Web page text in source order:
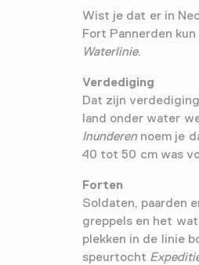
Wist je dat er in
Fort Pannerden
Waterlinie.
Verdediging
Dat zijn
land onder water
Inunderen noem je
40 tot 50 cm was
Forten
Soldaten, paarden
greppels en het
plekken in de linie
speurtocht